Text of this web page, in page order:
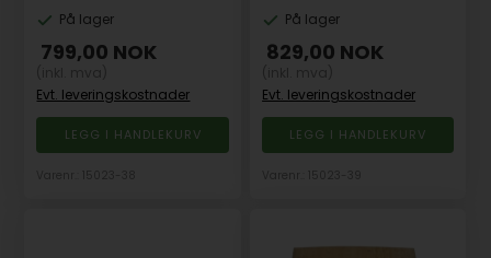
På lager
799,00 NOK
Evt. leveringskostnader
På lager
829,00 NOK
Evt. leveringskostnader